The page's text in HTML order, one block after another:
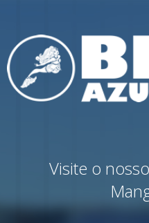
Visite o